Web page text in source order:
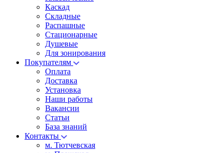
Каскад
Складные
Распашные
Стационарные
Душевые
Для зонирования
Покупателям
Оплата
Доставка
Установка
Наши работы
Вакансии
Статьи
База знаний
Контакты
м. Тютчевская